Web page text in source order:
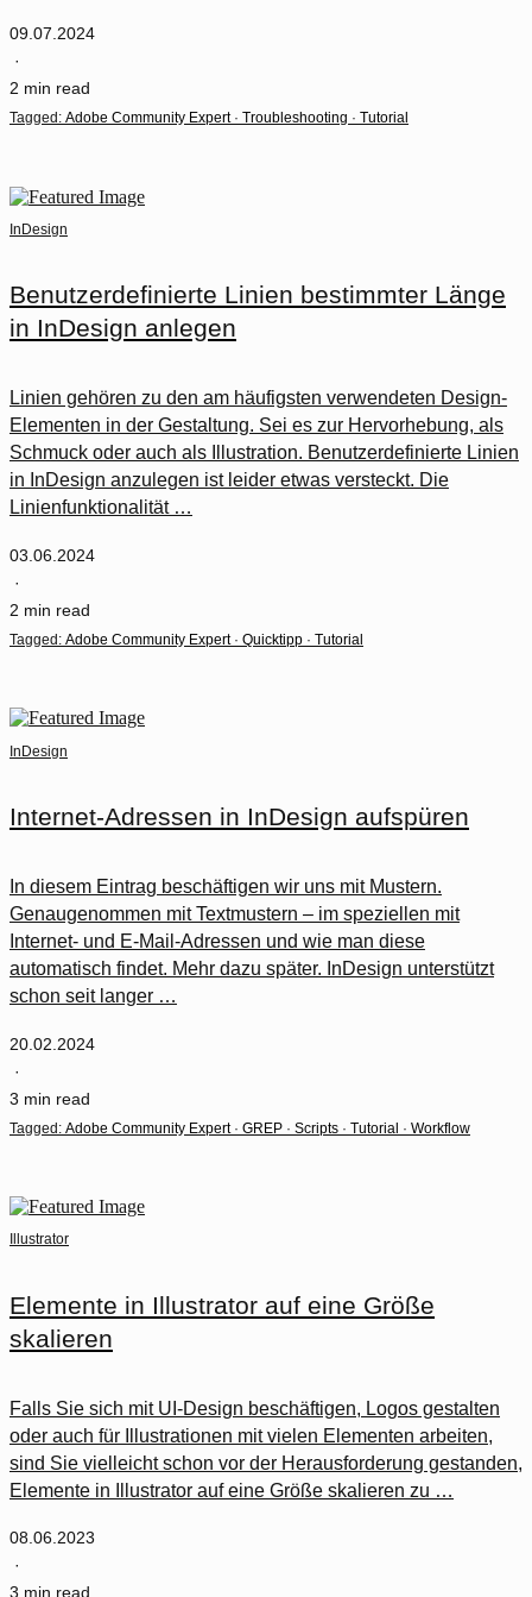
09.07.2024
·
2 min read
Tagged: Adobe Community Expert· Troubleshooting · Tutorial
InDesign
Benutzerdefinierte Linien bestimmter Länge
in InDesign anlegen
Linien gehören zu den am häufigsten verwendeten Design-
Elementen in der Gestaltung. Sei es zur Hervorhebung, als
Schmuck oder auch als Illustration. Benutzerdefinierte Linien
in InDesign anzulegen ist leider etwas versteckt. Die
Linienfunktionalität …
03.06.2024
·
2 min read
Tagged: Adobe Community Expert· Quicktipp · Tutorial
InDesign
Internet-Adressen in InDesign aufspüren
In diesem Eintrag beschäftigen wir uns mit Mustern.
Genaugenommen mit Textmustern – im speziellen mit
Internet- und E-Mail-Adressen und wie man diese
automatisch findet. Mehr dazu später. InDesign unterstützt
schon seit langer …
20.02.2024
·
3 min read
Tagged: Adobe Community Expert· GREP · Scripts · Tutorial · Workflow
Illustrator
Elemente in Illustrator auf eine Größe
skalieren
Falls Sie sich mit UI-Design beschäftigen, Logos gestalten
oder auch für Illustrationen mit vielen Elementen arbeiten,
sind Sie vielleicht schon vor der Herausforderung gestanden,
Elemente in Illustrator auf eine Größe skalieren zu …
08.06.2023
·
3 min read